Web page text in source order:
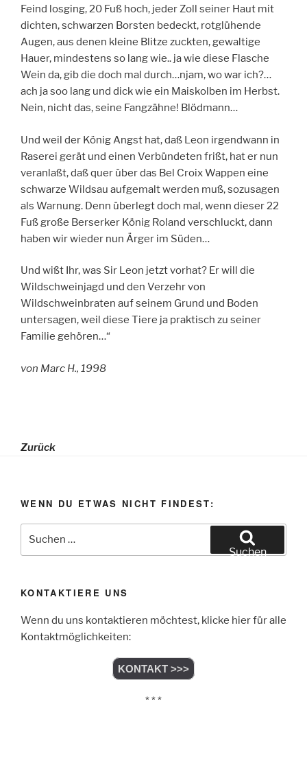
Feind losging, 20 Fuß hoch, jeder Zoll seiner Haut mit
dichten, schwarzen Borsten bedeckt, rotglühende
Augen, aus denen kleine Blitze zuckten, gewaltige
Hauer, mindestens so lang wie.. ja wie diese Flasche
Wein da, gib die doch mal durch…njam, wo war ich?…
ach ja soo lang und dick wie ein Maiskolben im Herbst.
Nein, nicht das, seine Fangzähne! Blödmann…
Und weil der König Angst hat, daß Leon irgendwann in
Raserei gerät und einen Verbündeten frißt, hat er nun
veranlaßt, daß quer über das Bel Croix Wappen eine
schwarze Wildsau aufgemalt werden muß, sozusagen
als Warnung. Denn überlegt doch mal, wenn dieser 22
Fuß große Berserker König Roland verschluckt, dann
haben wir wieder nun Ärger im Süden…
Und wißt Ihr, was Sir Leon jetzt vorhat? Er will die
Wildschweinjagd und den Verzehr von
Wildschweinbraten auf seinem Grund und Boden
untersagen, weil diese Tiere ja praktisch zu seiner
Familie gehören…“
von Marc H., 1998
Zurück
WENN DU ETWAS NICHT FINDEST:
nach:
Suchen
KONTAKTIERE UNS
Wenn du uns kontaktieren möchtest, klicke hier für alle
Kontaktmöglichkeiten:
KONTAKT >>>
* * *